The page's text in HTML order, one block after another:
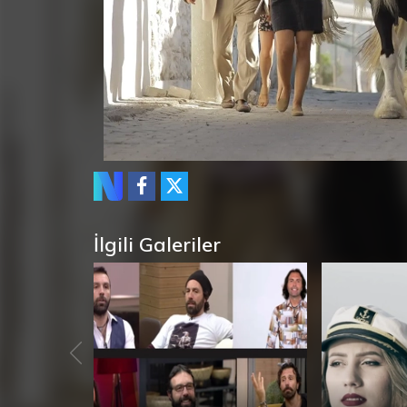
İlgili Galeriler